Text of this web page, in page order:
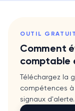
OUTIL
Comment
comptable
Téléchargez la
compétences à
signaux d'alerte.